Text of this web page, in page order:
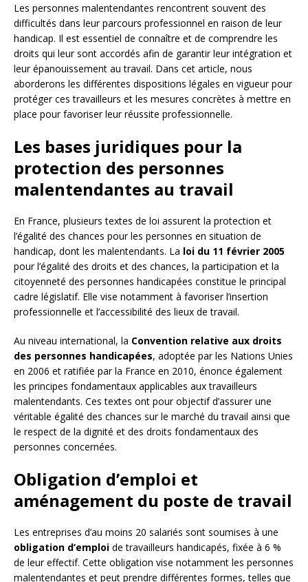
Les personnes malentendantes rencontrent souvent des
difficultés dans leur parcours professionnel en raison de leur
handicap. Il est essentiel de connaître et de comprendre les
droits qui leur sont accordés afin de garantir leur intégration et
leur épanouissement au travail. Dans cet article, nous
aborderons les différentes dispositions légales en vigueur pour
protéger ces travailleurs et les mesures concrètes à mettre en
place pour favoriser leur réussite professionnelle.
Les bases juridiques pour la
protection des personnes
malentendantes au travail
En France, plusieurs textes de loi assurent la protection et
l’égalité des chances pour les personnes en situation de
handicap, dont les malentendants. La loi du 11 février 2005
pour l’égalité des droits et des chances, la participation et la
citoyenneté des personnes handicapées constitue le principal
cadre législatif. Elle vise notamment à favoriser l’insertion
professionnelle et l’accessibilité des lieux de travail.
Au niveau international, la Convention relative aux droits
des personnes handicapées, adoptée par les Nations Unies
en 2006 et ratifiée par la France en 2010, énonce également
les principes fondamentaux applicables aux travailleurs
malentendants. Ces textes ont pour objectif d’assurer une
véritable égalité des chances sur le marché du travail ainsi que
le respect de la dignité et des droits fondamentaux des
personnes concernées.
Obligation d’emploi et
aménagement du poste de travail
Les entreprises d’au moins 20 salariés sont soumises à une
obligation d’emploi de travailleurs handicapés, fixée à 6 %
de leur effectif. Cette obligation vise notamment les personnes
malentendantes et peut prendre différentes formes, telles que